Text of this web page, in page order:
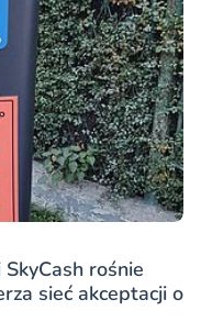
rośnie
sieć akceptacji o